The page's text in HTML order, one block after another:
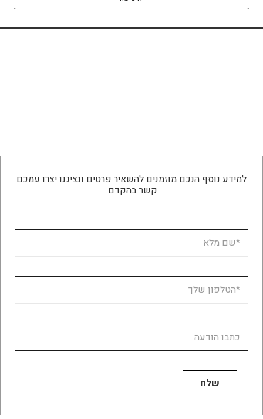
למידע נוסף הנכם מוזמנים להשאיר פרטים ונציגנו יצרו עמכם
קשר בהקדם.